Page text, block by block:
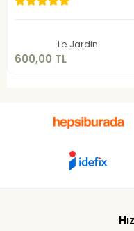
Le Jardin
600,00 TL
600,00 TL